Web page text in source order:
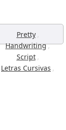
Pretty ,
Handwriting,
Script ,
Letras Cursivas ,